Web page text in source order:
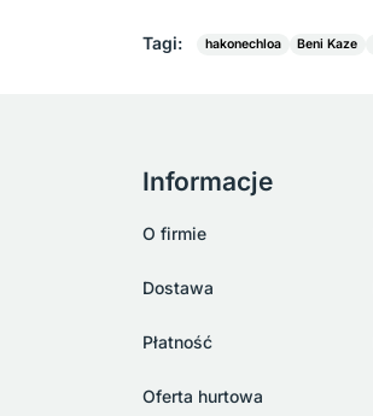
Tagi: hakonechloa Beni Kaze
Informacje
O firmie
Dostawa
Płatność
Oferta hurtowa